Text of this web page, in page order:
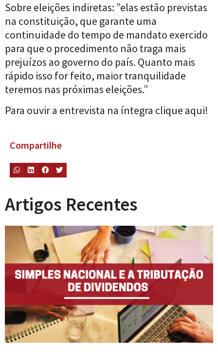
Sobre eleições indiretas: ”elas estão previstas
na constituição, que garante uma
continuidade do tempo de mandato exercido
para que o procedimento não traga mais
prejuízos ao governo do país. Quanto mais
rápido isso for feito, maior tranquilidade
teremos nas próximas eleições.”
Para ouvir a entrevista na íntegra clique aqui!
Compartilhe
Artigos Recentes